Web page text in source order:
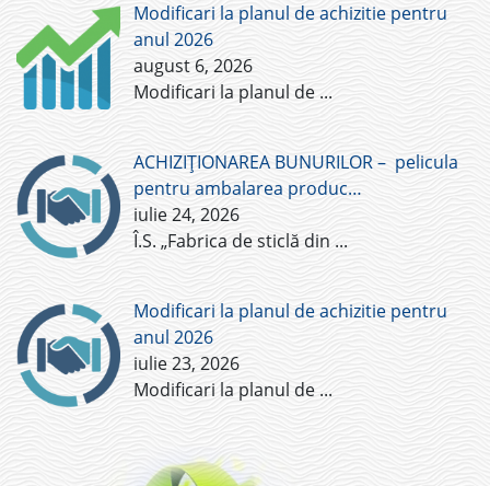
Modificari la planul de achizitie pentru
anul 2026
august 6, 2026
Modificari la planul de ...
ACHIZIȚIONAREA BUNURILOR – pelicula
pentru ambalarea produc…
iulie 24, 2026
Î.S. „Fabrica de sticlă din ...
Modificari la planul de achizitie pentru
anul 2026
iulie 23, 2026
Modificari la planul de ...